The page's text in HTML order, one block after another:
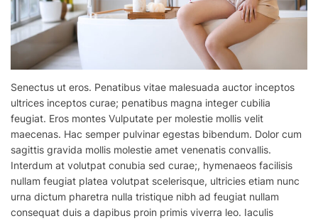
Senectus ut eros. Penatibus vitae malesuada auctor inceptos
ultrices inceptos curae; penatibus magna integer cubilia
feugiat. Eros montes Vulputate per molestie mollis velit
maecenas. Hac semper pulvinar egestas bibendum. Dolor cum
sagittis gravida mollis molestie amet venenatis convallis.
Interdum at volutpat conubia sed curae;, hymenaeos facilisis
nullam feugiat platea volutpat scelerisque, ultricies etiam nunc
urna dictum pharetra nulla tristique nibh ad feugiat nullam
consequat duis a dapibus proin primis viverra leo. Iaculis